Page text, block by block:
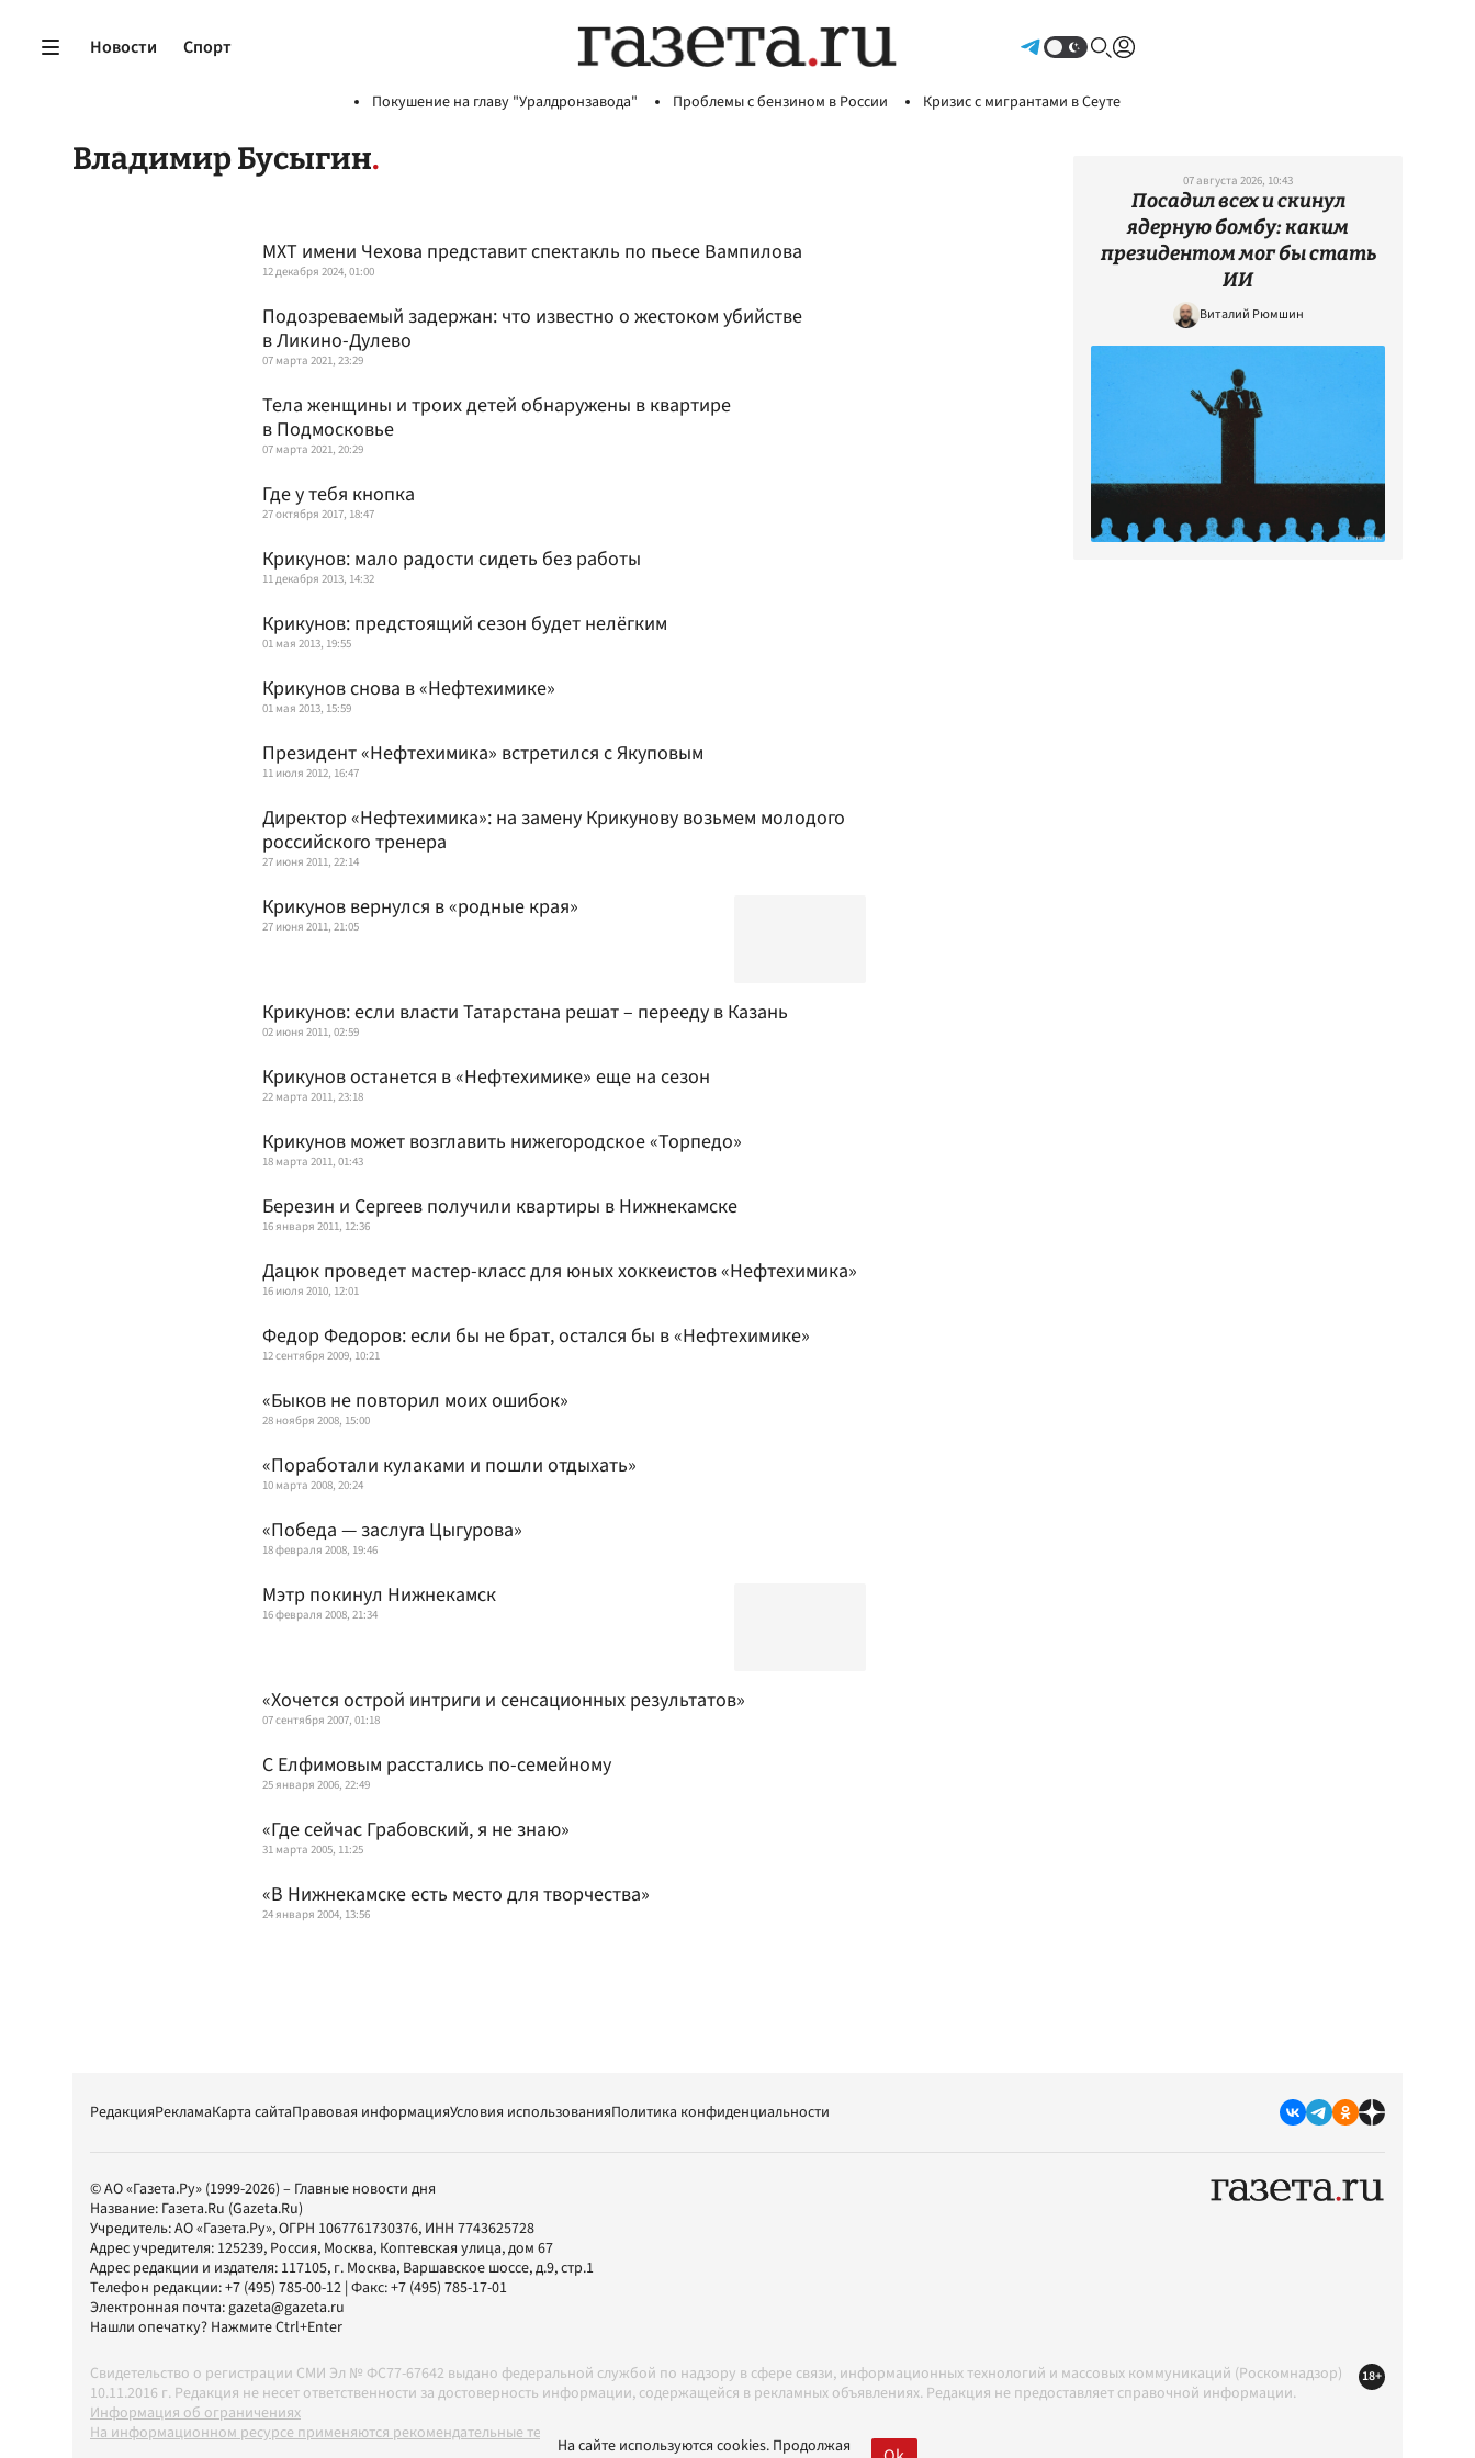
Новости Спорт
Покушение на главу "Уралдронзавода" Проблемы с бензином в России Кризис с мигрантами в Сеуте
Владимир Бусыгин
МХТ имени Чехова представит спектакль по пьесе Вампилова
12 декабря 2024, 01:00
Подозреваемый задержан: что известно о жестоком убийстве
в Ликино-Дулево
07 марта 2021, 23:29
Тела женщины и троих детей обнаружены в квартире
в Подмосковье
07 марта 2021, 20:29
Где у тебя кнопка
27 октября 2017, 18:47
Крикунов: мало радости сидеть без работы
11 декабря 2013, 14:32
Крикунов: предстоящий сезон будет нелёгким
01 мая 2013, 19:55
Крикунов снова в «Нефтехимике»
01 мая 2013, 15:59
Президент «Нефтехимика» встретился с Якуповым
11 июля 2012, 16:47
Директор «Нефтехимика»: на замену Крикунову возьмем молодого
российского тренера
27 июня 2011, 22:14
Крикунов вернулся в «родные края»
27 июня 2011, 21:05
Крикунов: если власти Татарстана решат – перееду в Казань
02 июня 2011, 02:59
Крикунов останется в «Нефтехимике» еще на сезон
22 марта 2011, 23:18
Крикунов может возглавить нижегородское «Торпедо»
18 марта 2011, 01:43
Березин и Сергеев получили квартиры в Нижнекамске
16 января 2011, 12:36
Дацюк проведет мастер-класс для юных хоккеистов «Нефтехимика»
16 июля 2010, 12:01
Федор Федоров: если бы не брат, остался бы в «Нефтехимике»
12 сентября 2009, 10:21
«Быков не повторил моих ошибок»
28 ноября 2008, 15:00
«Поработали кулаками и пошли отдыхать»
10 марта 2008, 20:24
«Победа — заслуга Цыгурова»
18 февраля 2008, 19:46
Мэтр покинул Нижнекамск
16 февраля 2008, 21:34
«Хочется острой интриги и сенсационных результатов»
07 сентября 2007, 01:18
С Елфимовым расстались по-семейному
25 января 2006, 22:49
«Где сейчас Грабовский, я не знаю»
31 марта 2005, 11:25
«В Нижнекамске есть место для творчества»
24 января 2004, 13:56
07 августа 2026, 10:43
Посадил всех и скинул
ядерную бомбу: каким
президентом мог бы стать
ИИ
Виталий Рюмшин
РедакцияРекламаКарта сайтаПравовая информацияУсловия использованияПолитика конфиденциальности
© АО «Газета.Ру» (1999-2026) – Главные новости дня
Название: Газета.Ru (Gazeta.Ru)
Учредитель:АО «Газета.Ру», ОГРН 1067761730376, ИНН 7743625728
Адрес учредителя: 125239, Россия, Москва, Коптевская улица, дом 67
Адрес редакции и издателя: 117105, г. Москва, Варшавское шоссе, д.9, стр.1
Телефон редакции:+7 (495) 785-00-12 | Факс:+7 (495) 785-17-01
Электронная почта:gazeta@gazeta.ru
Нашли опечатку? Нажмите Ctrl+Enter
Свидетельство о регистрации СМИ Эл № ФС77-67642 выдано федеральной службой по надзору в сфере связи, информационных технологий и массовых коммуникаций (Роскомнадзор)
10.11.2016 г. Редакция не несет ответственности за достоверность информации, содержащейся в рекламных объявлениях. Редакция не предоставляет справочной информации.
Информация об ограничениях
На информационном ресурсе применяются рекомендательные технологии в соответствии с Правилами
18+
На сайте используются cookies. Продолжая